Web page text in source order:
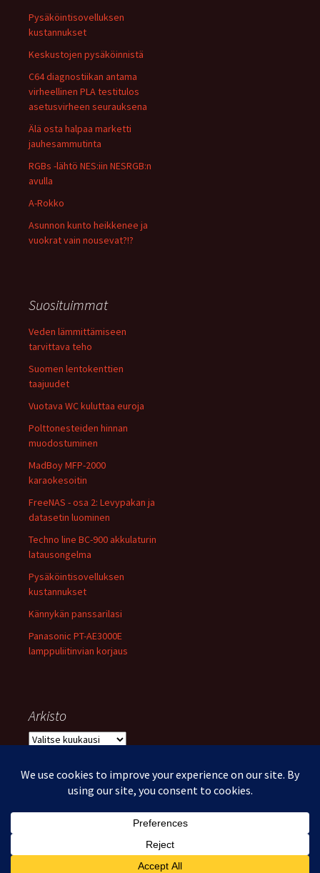
Pysäköintisovelluksen
kustannukset
Keskustojen pysäköinnistä
C64 diagnostiikan antama
virheellinen PLA testitulos
asetusvirheen seurauksena
Älä osta halpaa marketti
jauhesammutinta
RGBs -lähtö NES:iin NESRGB:n
avulla
A-Rokko
Asunnon kunto heikkenee ja
vuokrat vain nousevat?!?
Suosituimmat
Veden lämmittämiseen
tarvittava teho
Suomen lentokenttien
taajuudet
Vuotava WC kuluttaa euroja
Polttonesteiden hinnan
muodostuminen
MadBoy MFP-2000
karaokesoitin
FreeNAS - osa 2: Levypakan ja
datasetin luominen
Techno line BC-900 akkulaturin
latausongelma
Pysäköintisovelluksen
kustannukset
Kännykän panssarilasi
Panasonic PT-AE3000E
lamppuliitinvian korjaus
Arkisto
Arkisto